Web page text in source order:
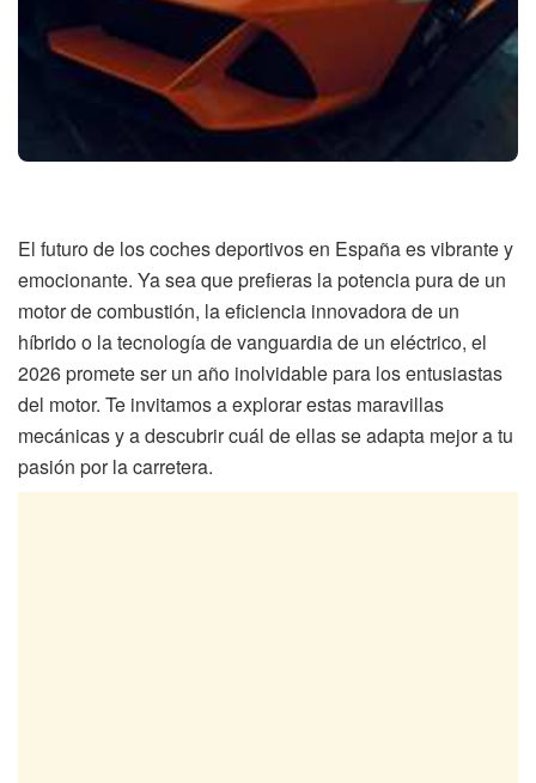
El futuro de los coches deportivos en España es vibrante y
emocionante. Ya sea que prefieras la potencia pura de un
motor de combustión, la eficiencia innovadora de un
híbrido o la tecnología de vanguardia de un eléctrico, el
2026 promete ser un año inolvidable para los entusiastas
del motor. Te invitamos a explorar estas maravillas
mecánicas y a descubrir cuál de ellas se adapta mejor a tu
pasión por la carretera.